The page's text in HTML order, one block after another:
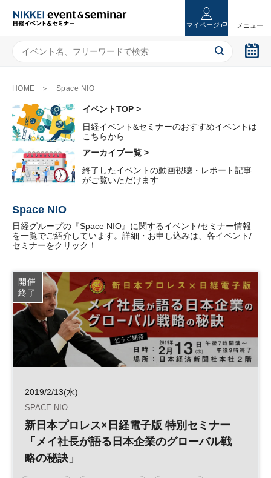
マイページ
HOME Space NIO
イベントTOP >
日経イベント&セミナーのおすすめイベントは
こちらから
アーカイブ一覧 >
終了したイベントの動画視聴・レポート記事
がご覧いただけます
Space NIO
日経グループの『Space NIO』に関するイベント/セミナー情報
を一覧でご紹介しています。詳細・お申し込みは、各イベント/
セミナーをクリック！
開催
終了
2019/2/13(水)
SPACE NIO
新日本プロレス×日経電子版 特別セミナー
「メイ社長が語る日本企業のグローバル戦
略の秘訣」